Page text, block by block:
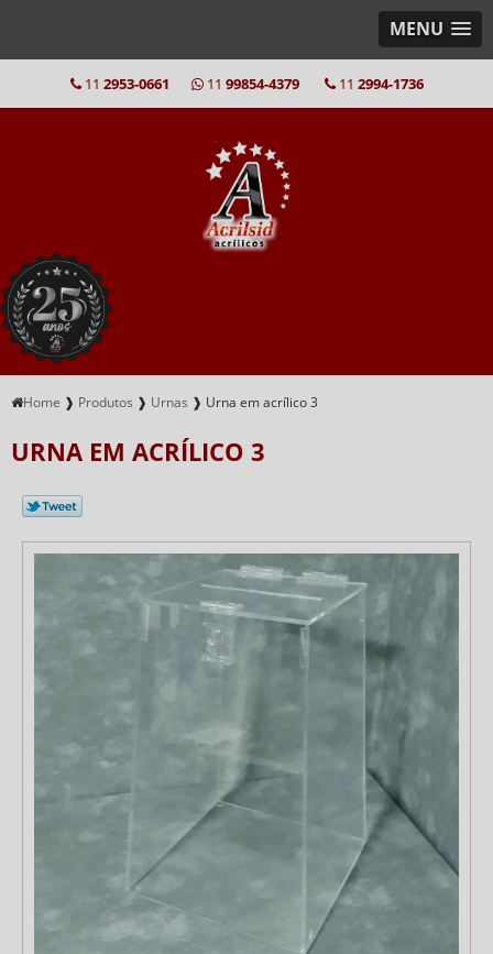
MENU
11 2953-0661 11 99854-4379 11 2994-1736
Home ❱ Produtos ❱ Urnas ❱ Urna em acrílico 3
URNA EM ACRÍLICO 3